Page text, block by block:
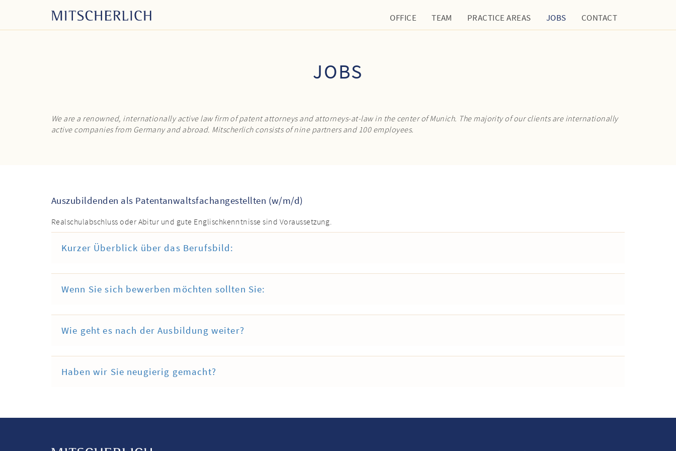
OFFICE TEAM PRACTICE AREAS JOBS CONTACT
JOBS
We are a renowned, internationally active law firm of patent attorneys and attorneys-at-law in the center of Munich. The majority of our clients are internationally
active companies from Germany and abroad. Mitscherlich consists of nine partners and 100 employees.
Auszubildenden als Patentanwaltsfachangestellten (w/m/d)
Realschulabschluss oder Abitur und gute Englischkenntnisse sind Voraussetzung.
Kurzer Überblick über das Berufsbild:
Wenn Sie sich bewerben möchten sollten Sie:
Wie geht es nach der Ausbildung weiter?
Haben wir Sie neugierig gemacht?